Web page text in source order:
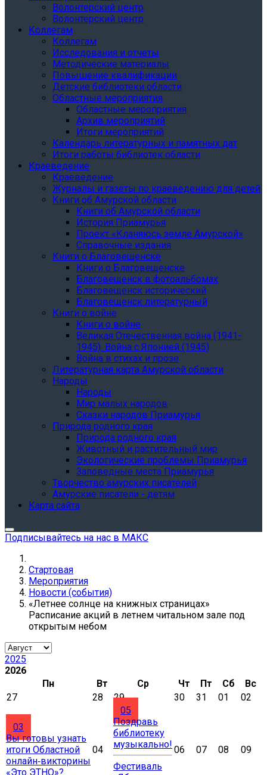
Волонтерский центр
Волонтерский центр
Коллегам
Коллегам
Исследования и отчеты
Методические материалы
Повышение квалификации
Детские библиотеки области
Областные мероприятия
Областные мероприятия
Архив мероприятий
Итоги мероприятий
Календарь литературных и памятных дат
Итоги работы библиотек области
Краеведение
Краеведение
Журналы и газеты по краеведению для детей
Книги об Амурской области
Книги об Амурской области
История Приамурья
Проект «Кланяюсь земле Амурской»
Справочные издания
Книги о Благовещенске
Книги о Благовещенске
Благовещенск в фотоальбомах
Благовещенск исторический
Благовещенск литературный
Книги о войне
Книги о войне
Великая Отечественная война (1941-
1945). Война с Японией (1945)
Война в стихах и прозе
Литературная карта Амурской области
Народы
Народы
Мир малых народов
Сказки народов Приамурья
Природа родного края
Природа родного края
Животный и растительный мир
Экологические проблемы Приамурья
Заповедные места Приамурья
Творчество амурских писателей
Амурские писатели - детям
Карта сайта
Подписывайтесь на нас в МАКС
Стартовая
Мероприятия
Новости (события)
«Летнее солнце на книжных страницах»
Расписание акций в летнем читальном зале под
открытым небом
2025
2026
Пн
Вт Ср Чт Пт Сб
Вс
27
28 29 30 31 01 02
03
Вы готовы узнать
итоги Областной
онлайн‑викторины
«Это ЭТНО»?
04
05
Поздравь
библиотеку
музыкально!
Фестиваль
06 07 08 09